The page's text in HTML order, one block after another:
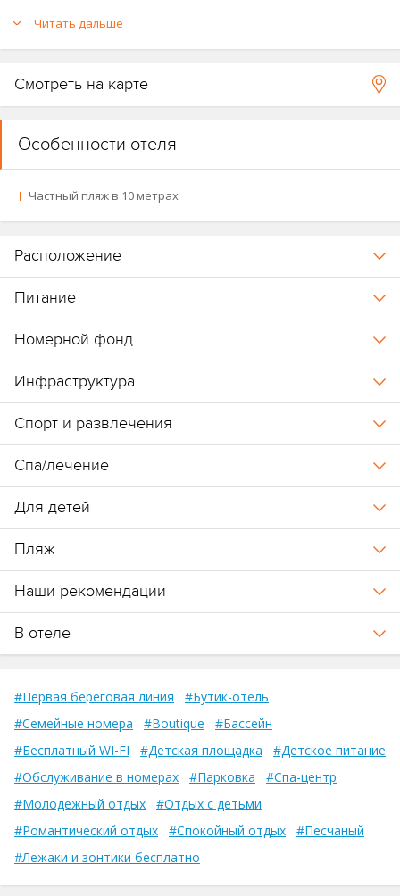
Читать дальше
Смотреть на карте
Особенности отеля
Частный пляж в 10 метрах
Расположение
Питание
Номерной фонд
Инфраструктура
Спорт и развлечения
Спа/лечение
Для детей
Пляж
Наши рекомендации
В отеле
#Первая береговая линия
#Бутик-отель
#Семейные номера
#Boutique
#Бассейн
#Бесплатный WI-FI
#Детская площадка
#Детское питание
#Обслуживание в номерах
#Парковка
#Спа-центр
#Молодежный отдых
#Отдых с детьми
#Романтический отдых
#Спокойный отдых
#Песчаный
#Лежаки и зонтики бесплатно